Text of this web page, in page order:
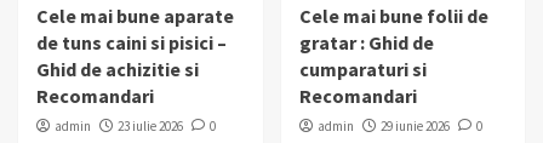
Cele mai bune aparate
de tuns caini si pisici –
Ghid de achizitie si
Recomandari
admin 23 iulie 2026 0
Cele mai bune folii de
gratar : Ghid de
cumparaturi si
Recomandari
admin 29 iunie 2026 0